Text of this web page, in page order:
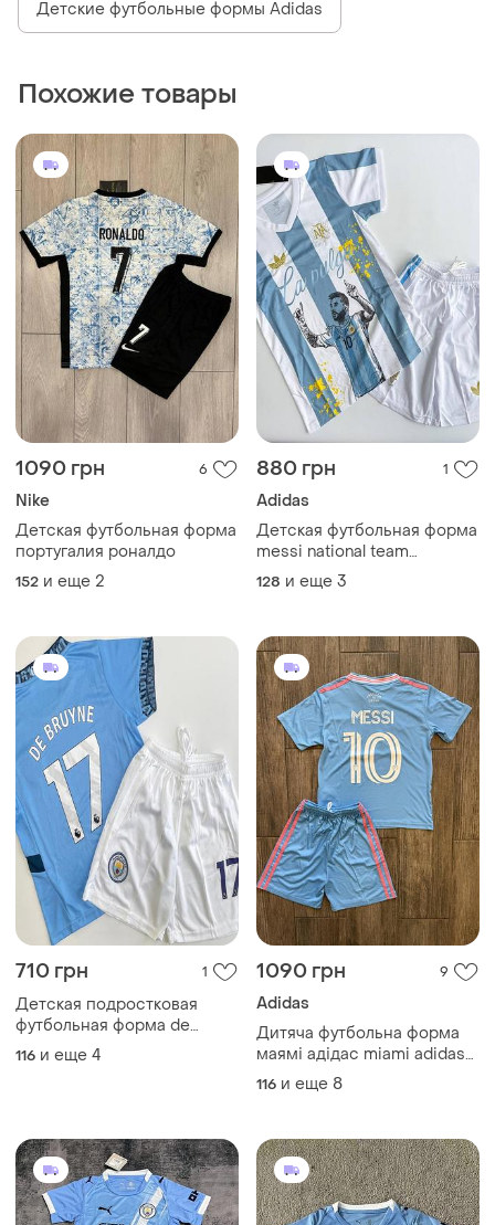
Детские футбольные формы Adidas
Похожие товары
1090 грн 6
Nike
Детская футбольная форма
португалия роналдо
152 и еще 2
880 грн 1
Adidas
Детская футбольная форма
messi national team
argentina
128 и еще 3
710 грн 1
Детская подростковая
футбольная форма de
bruyne fc manchester citi
116 и еще 4
1090 грн 9
Adidas
Дитяча футбольна форма
маямі адідас miami adidas
футболка та шорти для
дітей мессі messi
116 и еще 8